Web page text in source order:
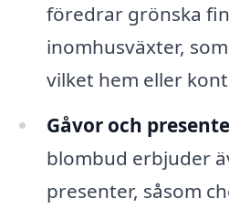
föredrar grönska
inomhusväxter,
vilket hem eller
Gåvor och
blombud erbjuder
presenter, såsom